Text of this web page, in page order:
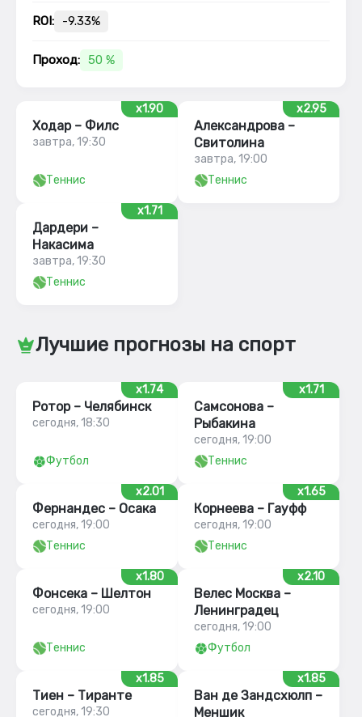
ROI: -9.33%
Проход: 50 %
x1.90
Ходар – Филс
завтра, 19:30
Теннис
x2.95
Александрова –
Свитолина
завтра, 19:00
Теннис
x1.71
Дардери –
Накасима
завтра, 19:30
Теннис
Лучшие прогнозы на спорт
x1.74
Ротор – Челябинск
сегодня, 18:30
Футбол
x1.71
Самсонова –
Рыбакина
сегодня, 19:00
Теннис
x2.01
Фернандес – Осака
сегодня, 19:00
Теннис
x1.65
Корнеева – Гауфф
сегодня, 19:00
Теннис
x1.80
Фонсека – Шелтон
сегодня, 19:00
Теннис
x2.10
Велес Москва –
Ленинградец
сегодня, 19:00
Футбол
x1.85
Тиен – Тиранте
сегодня, 19:30
x1.85
Ван де Зандсхюлп –
Меншик